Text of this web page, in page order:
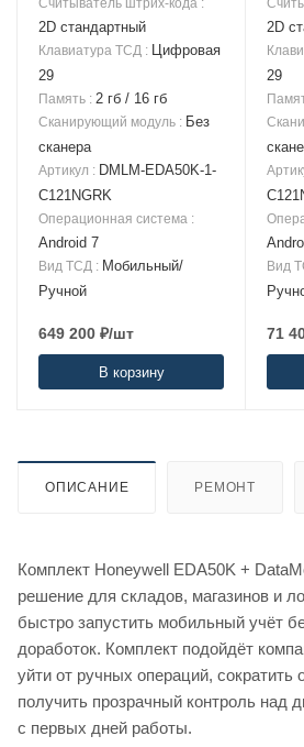
Считыватель штрих-кода :
2D стандартный
Клавиатура ТСД :
Цифровая
29
Память : 2 гб / 16 гб
Сканирующий модуль : Без
сканера
Артикул : DMLM-EDA50K-1-
C121NGRK
Операционная система :
Android 7
Вид ТСД : Мобильный/
Ручной
649 200 ₽/шт
В корзину
2D
29
Вид
71
ОПИСАНИЕ РЕМОНТ
Комплект Honeywell EDA50K +
решение для складов, магазинов и
быстро запустить мобильный учёт
доработок. Комплект подойдёт
уйти от ручных операций, сократить
получить прозрачный контроль над
с первых дней работы.